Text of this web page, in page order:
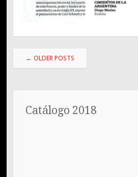
Post
navigation
← OLDER POSTS
Catálogo 2018